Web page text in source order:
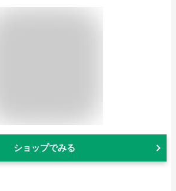
ショップでみる